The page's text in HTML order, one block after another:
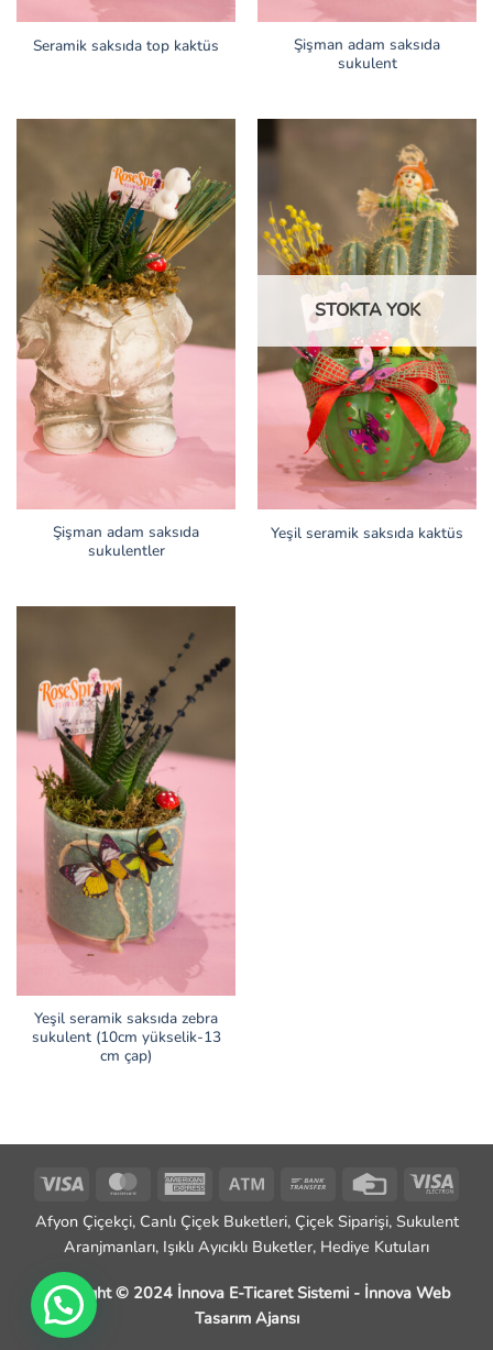
Seramik saksıda top kaktüs
Şişman adam saksıda
sukulent
Şişman adam saksıda
sukulentler
STOKTA YOK
Yeşil seramik saksıda kaktüs
Yeşil seramik saksıda zebra
sukulent (10cm yükselik-13
cm çap)
Visa MasterCardAmerican
Atm
Bank
Credit
Visa
Afyon Çiçekçi, Canlı Çiçek Buketleri, Çiçek Siparişi, Sukulent
Aranjmanları, Işıklı Ayıcıklı Buketler, Hediye Kutuları
Copyright © 2024 İnnova E-Ticaret Sistemi - İnnova Web
Tasarım Ajansı